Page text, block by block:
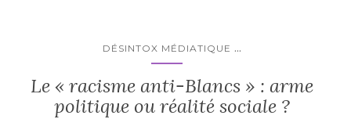
DÉSINTOX MÉDIATIQUE ...
Le « racisme anti-Blancs » : arme
politique ou réalité sociale ?